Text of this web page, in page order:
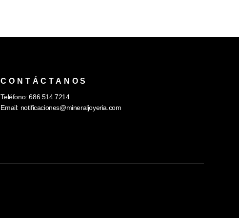
CONTÁCTANOS
Teléfono: 686 514 7214
Email: notificaciones@mineraljoyeria.com